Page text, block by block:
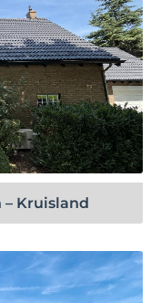
Kruisland